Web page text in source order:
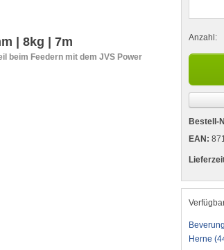
| 8kg | 7m
beim Feedern mit dem JVS Power
Anzahl:
Bestell-
EAN:
Herne